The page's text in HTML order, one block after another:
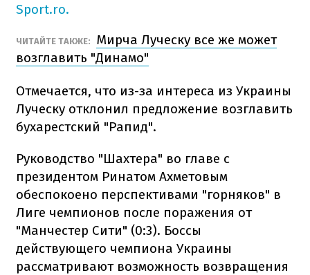
Sport.ro.
ЧИТАЙТЕ ТАКЖЕ:
Мирча Луческу все же может
возглавить "Динамо"
Отмечается, что из-за интереса из Украины
Луческу отклонил предложение возглавить
бухарестский "Рапид".
Руководство "Шахтера" во главе с
президентом Ринатом Ахметовым
обеспокоено перспективами "горняков" в
Лиге чемпионов после поражения от
"Манчестер Сити" (0:3). Боссы
действующего чемпиона Украины
рассматривают возможность возвращения